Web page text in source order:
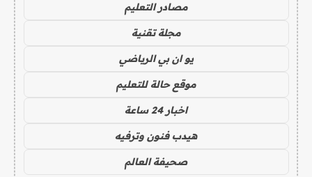
مصادر التعليم
مجلة تقنية
يو ان بي الرياضي
موقع حالة للتعليم
اخبار 24 ساعة
هيدب فنون وترفيه
صحيفة العالم